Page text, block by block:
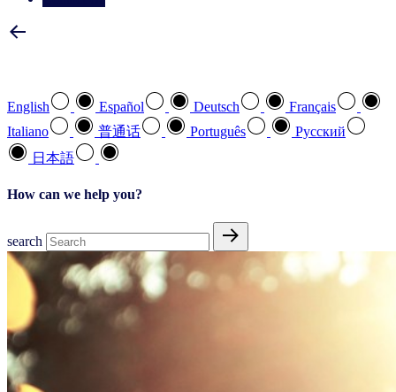
English Español Deutsch
Français
Italiano
普通话 Português
Pусский
日本語
How can we help you?
search